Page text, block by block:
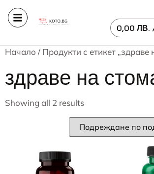
0,00 ЛВ.
Начало / Продукти с етикет „здраве
здраве на
Showing all 2 results